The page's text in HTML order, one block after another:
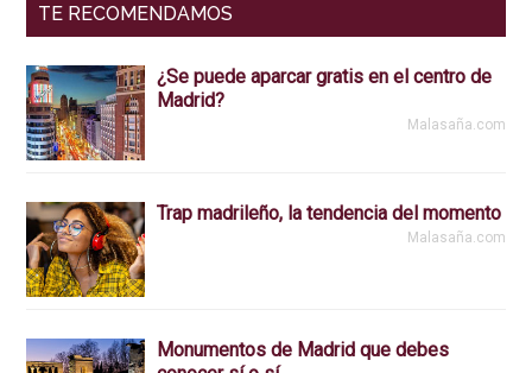
TE RECOMENDAMOS
¿Se puede aparcar gratis en el centro de
Madrid?
Malasaña.com
Trap madrileño, la tendencia del momento
Malasaña.com
Monumentos de Madrid que debes